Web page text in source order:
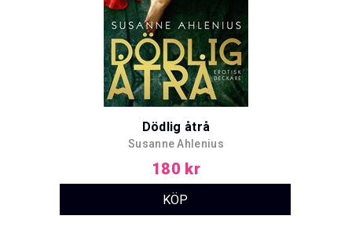
Dödlig åtrå
Susanne Ahlenius
180 kr